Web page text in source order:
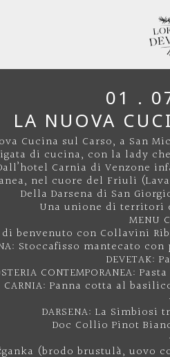
01 .
LA NUOVA
Cucina sul Carso, a San
di cucina, con la lady
Carnia di Venzone
nel cuore del Friuli
Della Darsena di San
Una unione di territori
MENU
benvenuto con Collavini
Stoccafisso mantecato
DEVETAK:
CONTEMPORANEA:
CARNIA: Panna cotta al
DARSENA: La
Doc Collio Pinot
(brodo brustulà,